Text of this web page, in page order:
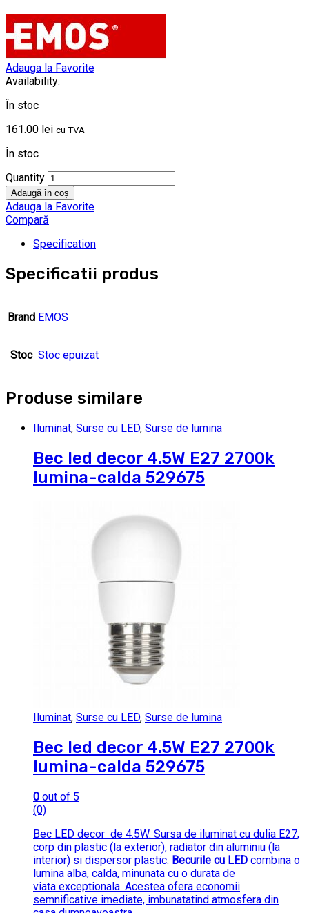
Adauga la Favorite
Availability:
În stoc
161.00 lei cu TVA
În stoc
Quantity
Adaugă în coș
Adauga la Favorite
Compară
Specification
Specificatii produs
Brand EMOS
Stoc Stoc epuizat
Produse similare
Iluminat, Surse cu LED, Surse de lumina
Bec led decor 4.5W E27 2700k
lumina-calda 529675
Iluminat, Surse cu LED, Surse de lumina
Bec led decor 4.5W E27 2700k
lumina-calda 529675
0 out of 5
(0)
Bec LED decor de 4.5W. Sursa de iluminat cu dulia E27,
corp din plastic (la exterior), radiator din aluminiu (la
interior) si dispersor plastic. Becurile cu LED combina o
lumina alba, calda, minunata cu o durata de
viata exceptionala. Acestea ofera economii
semnificative imediate, imbunatatind atmosfera din